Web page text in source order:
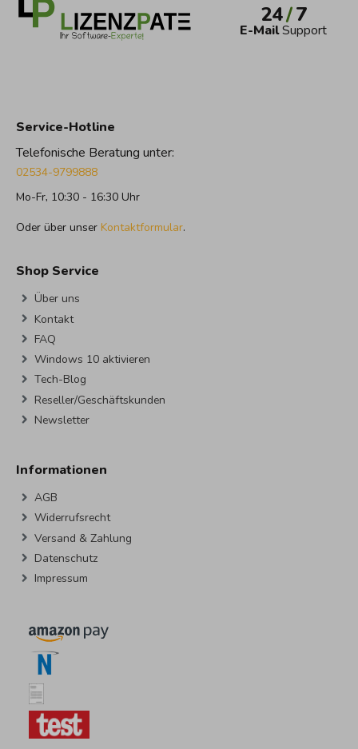
24/7
E-MailSupport
Service-Hotline
Telefonische Beratung unter:
02534-9799888
Mo-Fr, 10:30 - 16:30 Uhr
Oder über unser Kontaktformular.
Shop Service
Über uns
Kontakt
FAQ
Windows 10 aktivieren
Tech-Blog
Reseller/Geschäftskunden
Newsletter
Informationen
AGB
Widerrufsrecht
Versand & Zahlung
Datenschutz
Impressum